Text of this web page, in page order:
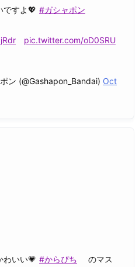
ですよ💖 #ガシャポン
pic.twitter.com/oD0SRU
ン (@Gashapon_Bandai) Oct
わいい💗 #からぴち
のマス